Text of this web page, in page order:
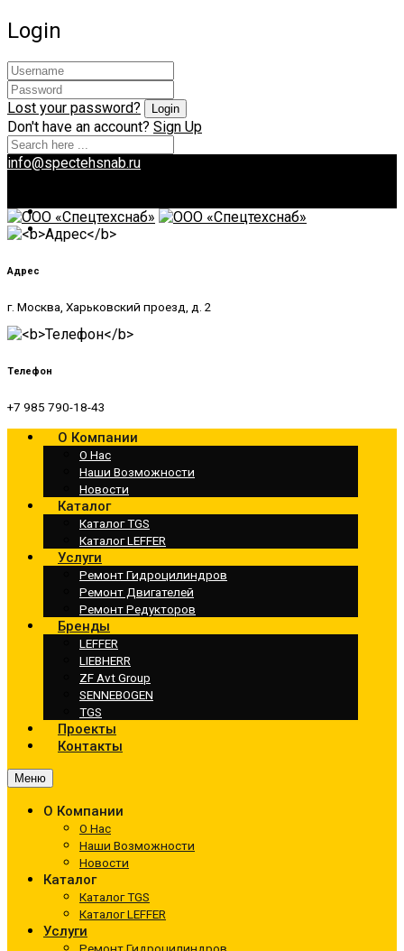
Login
Lost your password?
Don't have an account? Sign Up
info@spectehsnab.ru
Адрес
г. Москва, Харьковский проезд, д. 2
Телефон
+7 985 790-18-43
О Компании
О Нас
Наши Возможности
Новости
Каталог
Каталог TGS
Каталог LEFFER
Услуги
Ремонт Гидроцилиндров
Ремонт Двигателей
Ремонт Редукторов
Бренды
LEFFER
LIEBHERR
ZF Avt Group
SENNEBOGEN
TGS
Проекты
Контакты
Меню
О Компании
О Нас
Наши Возможности
Новости
Каталог
Каталог TGS
Каталог LEFFER
Услуги